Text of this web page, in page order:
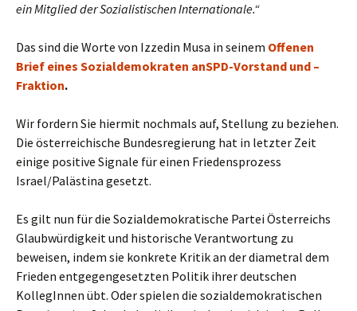
ein Mitglied der Sozialistischen Internationale.“
Das sind die Worte von Izzedin Musa in seinem Offenen
Brief eines Sozialdemokraten anSPD-Vorstand und –
Fraktion.
Wir fordern Sie hiermit nochmals auf, Stellung zu beziehen.
Die österreichische Bundesregierung hat in letzter Zeit
einige positive Signale für einen Friedensprozess
Israel/Palästina gesetzt.
Es gilt nun für die Sozialdemokratische Partei Österreichs
Glaubwürdigkeit und historische Verantwortung zu
beweisen, indem sie konkrete Kritik an der diametral dem
Frieden entgegengesetzten Politik ihrer deutschen
KollegInnen übt. Oder spielen die sozialdemokratischen